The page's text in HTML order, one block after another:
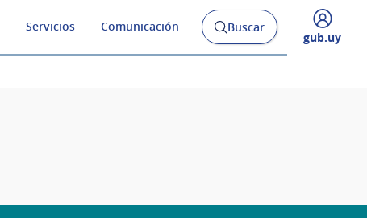
Servicios Comunicación
Abrir
buscador
Buscar
Desplegar
gub.uy